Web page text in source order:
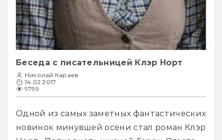
Беседа с писательницей Клэр Норт
Николай Караев
14.02.2017
9799
Одной из самых заметных фантастических
новинок минувшей осени стал роман Клэр